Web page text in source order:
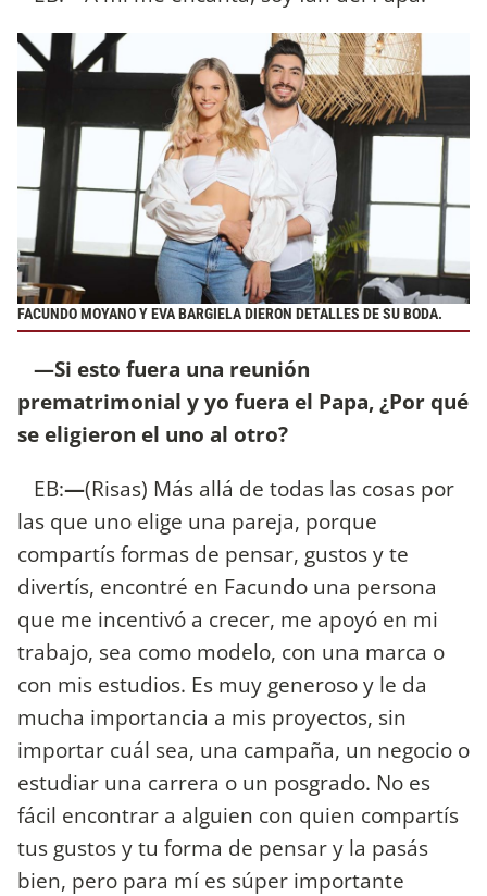
FACUNDO MOYANO Y EVA BARGIELA DIERON DETALLES DE SU BODA.
—Si esto fuera una reunión
prematrimonial y yo fuera el Papa, ¿Por qué
se eligieron el uno al otro?
EB:—(Risas) Más allá de todas las cosas por
las que uno elige una pareja, porque
compartís formas de pensar, gustos y te
divertís, encontré en Facundo una persona
que me incentivó a crecer, me apoyó en mi
trabajo, sea como modelo, con una marca o
con mis estudios. Es muy generoso y le da
mucha importancia a mis proyectos, sin
importar cuál sea, una campaña, un negocio o
estudiar una carrera o un posgrado. No es
fácil encontrar a alguien con quien compartís
tus gustos y tu forma de pensar y la pasás
bien, pero para mí es súper importante